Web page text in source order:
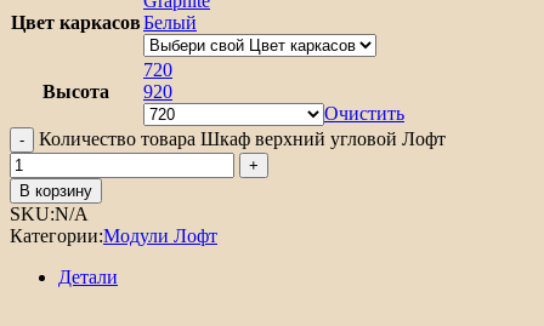
Цвет каркасовБелый
Высота
720
920
Очистить
Количество товара Шкаф верхний угловой Лофт
В корзину
SKU:N/A
Категории:Модули Лофт
Детали